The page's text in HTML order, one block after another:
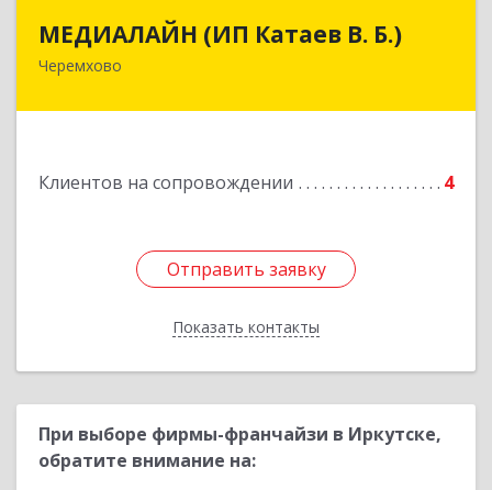
МЕДИАЛАЙН (ИП Катаев В. Б.)
Черемхово
Клиентов на сопровождении 4
Отправить заявку
Показать контакты
МЕДИАЛАЙН (ИП Катаев В. Б.)
665413, Иркутская обл, Черемхово г, Ленина ул,
Отправить заявку
Назад
При выборе фирмы-франчайзи в Иркутске,
обратите внимание на: